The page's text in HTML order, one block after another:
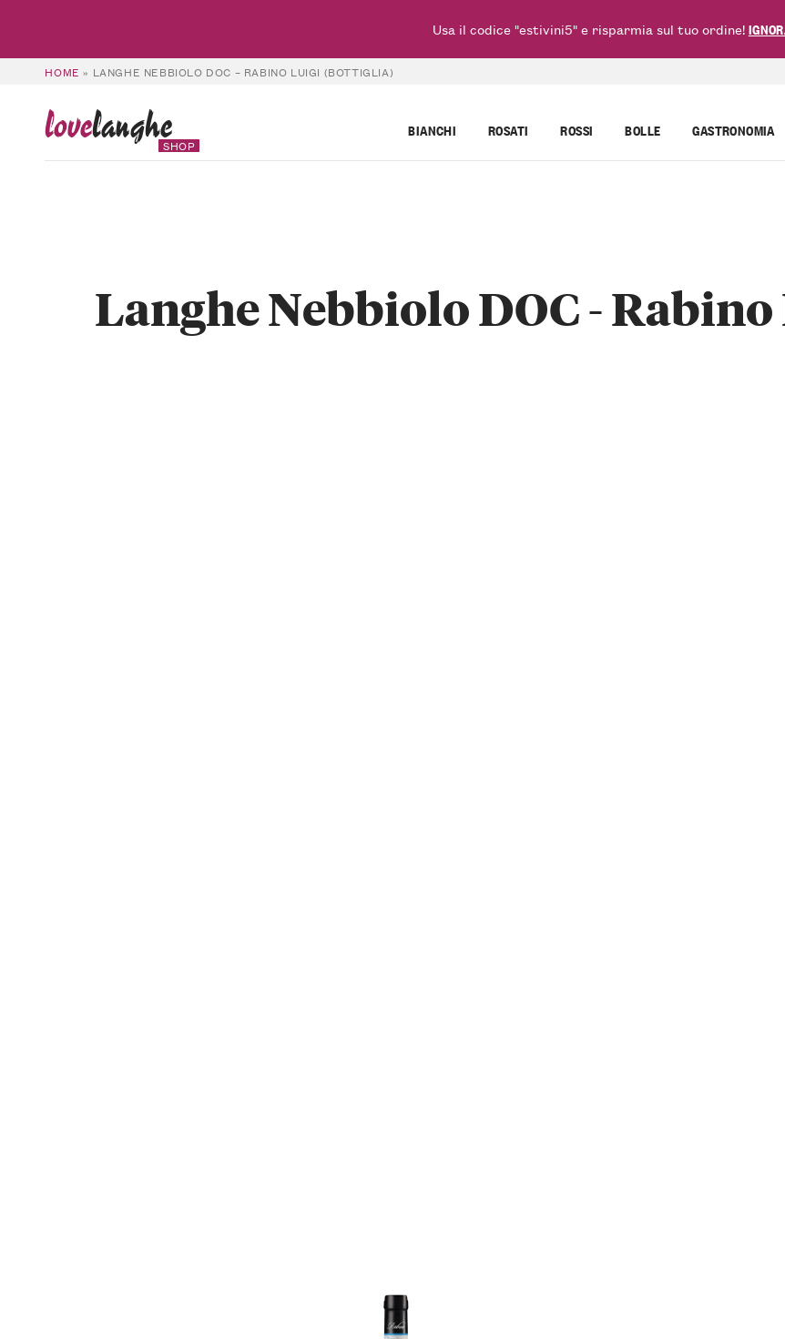
HOME » LANGHE NEBBIOLO DOC – RABINO LUIGI (BOTTIGLIA)
lovelanghe
SHOP
BIANCHI ROSATI ROSSI BOLLE GASTRONOMIA
Langhe Nebbiolo DOC -
Usa il codice "estivini5" e risparmia sul tuo ordine!